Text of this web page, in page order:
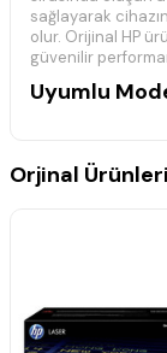
sağlayarak
olur. Orijinal HP
güvenilir
Uyumlu
HP Color Laser
HP Color Laser
HP Color Laser
Durumu: Orijinal
Baskı Kapasitesi:
Orjinal Ürünleri